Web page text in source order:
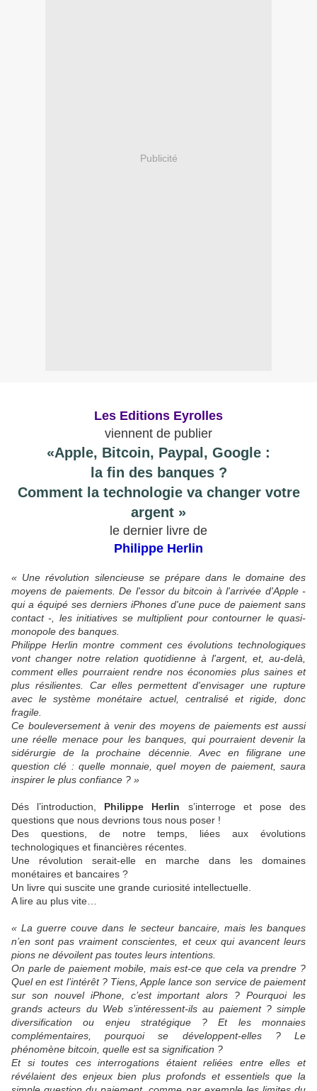
Publicité
Les Editions Eyrolles
viennent de publier
«Apple, Bitcoin, Paypal, Google :
la fin des banques ?
Comment la technologie va changer votre
argent »
le dernier livre de
Philippe Herlin
« Une révolution silencieuse se prépare dans le domaine des
moyens de paiements. De l'essor du bitcoin à l'arrivée d'Apple -
qui a équipé ses derniers iPhones d'une puce de paiement sans
contact -, les initiatives se multiplient pour contourner le quasi-
monopole des banques.
Philippe Herlin montre comment ces évolutions technologiques
vont changer notre relation quotidienne à l'argent, et, au-delà,
comment elles pourraient rendre nos économies plus saines et
plus résilientes. Car elles permettent d'envisager une rupture
avec le système monétaire actuel, centralisé et rigide, donc
fragile.
Ce bouleversement à venir des moyens de paiements est aussi
une réelle menace pour les banques, qui pourraient devenir la
sidérurgie de la prochaine décennie. Avec en filigrane une
question clé : quelle monnaie, quel moyen de paiement, saura
inspirer le plus confiance ? »
Dés l’introduction, Philippe Herlin s’interroge et pose des
questions que nous devrions tous nous poser !
Des questions, de notre temps, liées aux évolutions
technologiques et financières récentes.
Une révolution serait-elle en marche dans les domaines
monétaires et bancaires ?
Un livre qui suscite une grande curiosité intellectuelle.
A lire au plus vite…
« La guerre couve dans le secteur bancaire, mais les banques
n’en sont pas vraiment conscientes, et ceux qui avancent leurs
pions ne dévoilent pas toutes leurs intentions.
On parle de paiement mobile, mais est-ce que cela va prendre ?
Quel en est l’intérêt ? Tiens, Apple lance son service de paiement
sur son nouvel iPhone, c’est important alors ? Pourquoi les
grands acteurs du Web s’intéressent-ils au paiement ? simple
diversification ou enjeu stratégique ? Et les monnaies
complémentaires, pourquoi se développent-elles ? Le
phénomène bitcoin, quelle est sa signification ?
Et si toutes ces interrogations étaient reliées entre elles et
révélaient des enjeux bien plus profonds et essentiels que la